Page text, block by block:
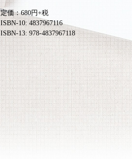
定価：680円+税
ISBN-10: 4837967116
ISBN-13: 978-4837967118